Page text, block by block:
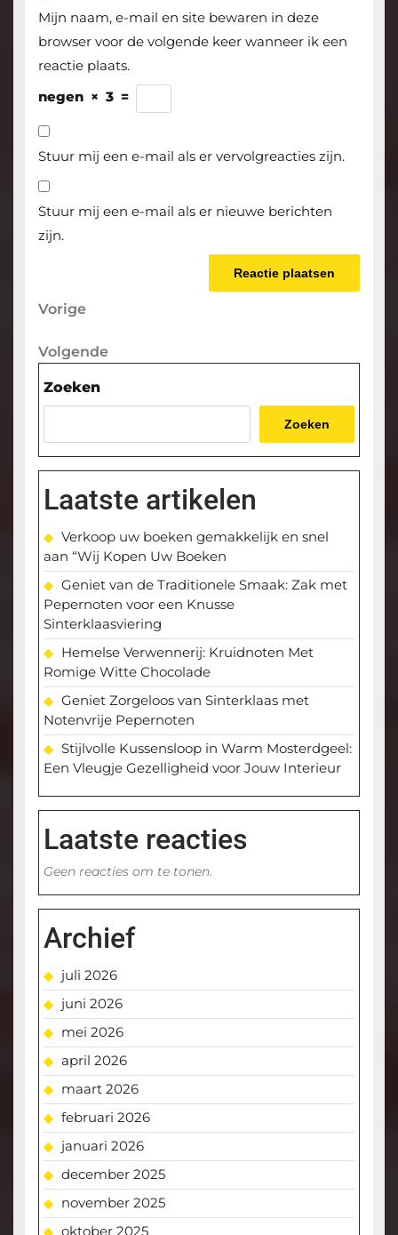
Mijn naam, e-mail en site bewaren in deze
browser voor de volgende keer wanneer ik een
reactie plaats.
negen × 3 =
Stuur mij een e-mail als er vervolgreacties zijn.
Stuur mij een e-mail als er nieuwe berichten
zijn.
Berichtnavigatie
Vorige
Vorige
Volgende
Volgende
Zoeken
Zoeken
Laatste artikelen
Verkoop uw boeken gemakkelijk en snel
aan “Wij Kopen Uw Boeken
Geniet van de Traditionele Smaak: Zak met
Pepernoten voor een Knusse
Sinterklaasviering
Hemelse Verwennerij: Kruidnoten Met
Romige Witte Chocolade
Geniet Zorgeloos van Sinterklaas met
Notenvrije Pepernoten
Stijlvolle Kussensloop in Warm Mosterdgeel:
Een Vleugje Gezelligheid voor Jouw Interieur
Laatste reacties
Geen reacties om te tonen.
Archief
juli 2026
juni 2026
mei 2026
april 2026
maart 2026
februari 2026
januari 2026
december 2025
november 2025
oktober 2025